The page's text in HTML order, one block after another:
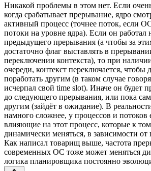
Никакой проблемы в этом нет. Если
когда срабатывает прерывание, ядро
активный процесс (точнее поток, если
потоки на уровне ядра). Если он работал
предыдущего прерывания (а чтобы за
достаточно флаг выставлять в
переключении контекста), то при
очереди, контекст переключается, чтобы
поработать другим (в таком случае
исчерпал свой time slot). Иначе он будет
до следующего прерывания, или пока сам
другим (зайдёт в ожидание). В
намного сложнее, у процессов и потоков
влияющие на этот процесс, которые к
динамически меняться, в зависимости от
Как написал товарищ выше, частота
современных ОС тоже может меняться
логика планировщика постоянно